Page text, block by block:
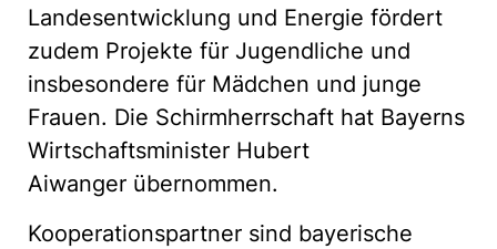
Landesentwicklung und Energie fördert
zudem Projekte für Jugendliche und
insbesondere für Mädchen und junge
Frauen. Die Schirmherrschaft hat Bayerns
Wirtschaftsminister Hubert
Aiwanger übernommen.
Kooperationspartner sind bayerische